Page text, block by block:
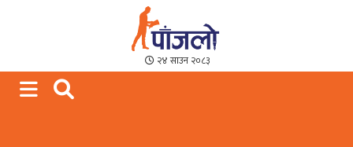
Paajalo News
We are from Far West Nepal
२४ साउन २०८३